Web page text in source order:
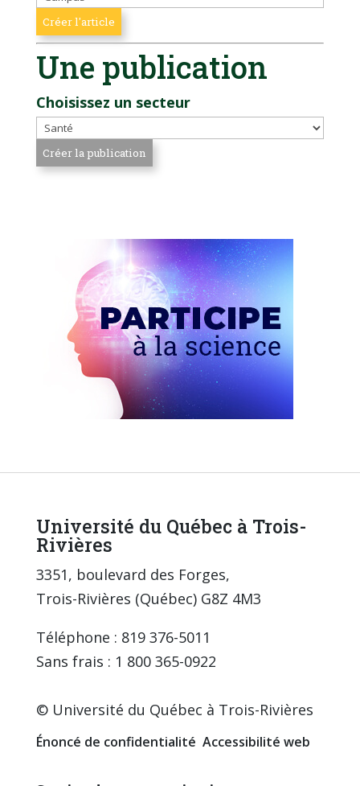
Une publication
Choisissez un secteur
Université du Québec à Trois-
Rivières
3351, boulevard des Forges,
Trois-Rivières (Québec) G8Z 4M3
Téléphone : 819 376-5011
Sans frais : 1 800 365-0922
© Université du Québec à Trois-Rivières
Énoncé de confidentialité Accessibilité web